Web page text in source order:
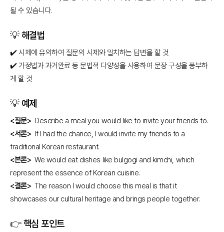
될 수 있습니다.
💡 해결법
✔️ 시제에 유의하여 질문의 시제와 일치하는 답변을 할 것
✔️ 가정법과 과거완료 등 문법적 다양성을 사용하여 문장 구성을 풍부하
게 할 것
💡 예제
<질문> Describe a meal you would like to invite your friends to.
<서론>If I had the chance, I would invite my friends to a
traditional Korean restaurant.
<본론>We would eat dishes like bulgogi and kimchi, which
represent the essence of Korean cuisine.
<결론> The reason I would choose this meal is that it
showcases our cultural heritage and brings people together.
👉 핵심 포인트